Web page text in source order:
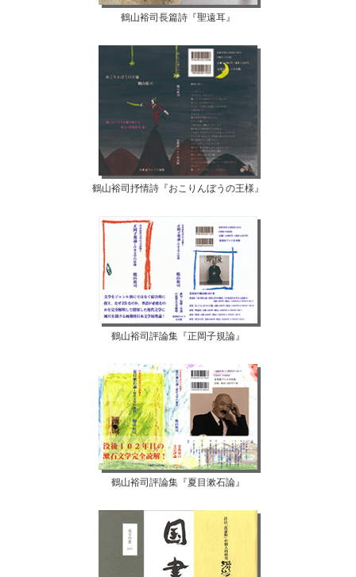
鶴山裕司長篇詩『聖遠耳』
鶴山裕司抒情詩『おこりんぼうの王様』
鶴山裕司評論集『正岡子規論』
鶴山裕司評論集『夏目漱石論』